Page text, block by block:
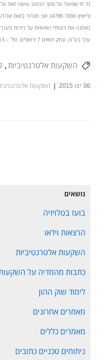
(רישיון מספר 4786). אני
ערך בע"מ, עמק רפאים 7 ירושלים. טל' – 02-6251213
השקעות אלטרנטיביות
06 ינו 2015 השקעות
נושאים
בועז בטלויזיה
הרצאות וידאו
השקעות אלטרנטיביות
כתבות מהמדיה על
לימוד שוק ההון
מאמרים אחרונים
מאמרים כללים
ניתוחים טכניים כתובים